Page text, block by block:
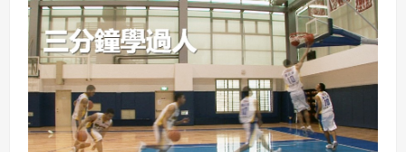
更多的想像空間。鄭善禧／人物(十四) ／臺北市立美術館藏鄭善禧
〈人物(十四)〉，人與猴造形簡練厚重，有樸拙之美。 藝術與人文
國中1上 每種幾何形狀都有自己的個性，說一說你對它們的感覺，
例如：正方形、三角形、圓形等。 色彩是視覺藝術所有元素中，最
引起情緒反應者。不同色彩有各別涼暖性格，帶給人們相異的感
覺。例如：紅色調表現傳統年節喜慶氣氛，熱鬧歡樂；以白色為基
礎的淺色調明亮和諧，予人亮麗暖和的生命力。色彩 藝術與人文 國
中1上吳昊／嬉／高雄市立美術館藏吳昊〈嬉〉，以紅色調表現傳統